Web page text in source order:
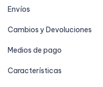
Envíos
Cambios y Devoluciones
Medios de pago
Características